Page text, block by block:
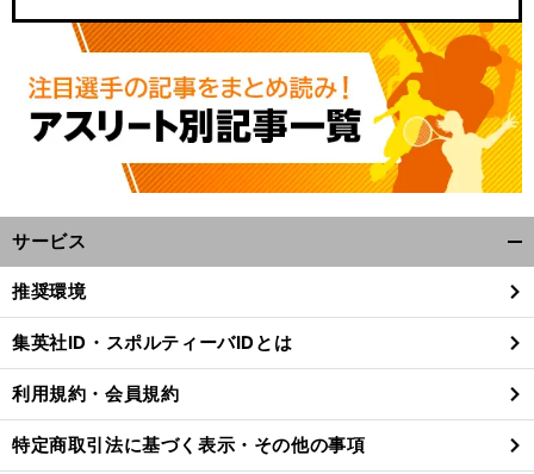
サービス
閉
る
推奨環境
集英社ID・スポルティーバIDとは
利用規約・会員規約
特定商取引法に基づく表示・その他の事項